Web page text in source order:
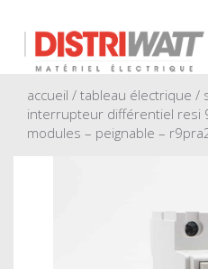
accueil / tableau électrique /
interrupteur différentiel resi
modules – peignable –